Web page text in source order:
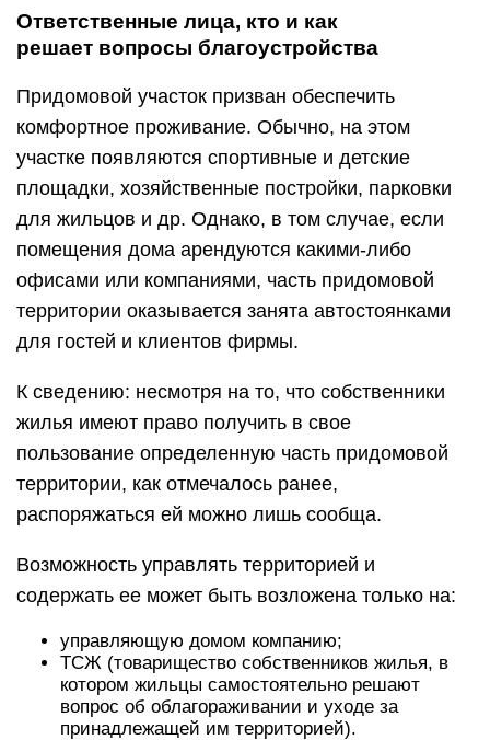
Ответственные лица, кто и как
решает вопросы благоустройства
Придомовой участок призван обеспечить
комфортное проживание. Обычно, на этом
участке появляются спортивные и детские
площадки, хозяйственные постройки, парковки
для жильцов и др. Однако, в том случае, если
помещения дома арендуются какими-либо
офисами или компаниями, часть придомовой
территории оказывается занята автостоянками
для гостей и клиентов фирмы.
К сведению: несмотря на то, что собственники
жилья имеют право получить в свое
пользование определенную часть придомовой
территории, как отмечалось ранее,
распоряжаться ей можно лишь сообща.
Возможность управлять территорией и
содержать ее может быть возложена только на:
управляющую домом компанию;
ТСЖ (товарищество собственников жилья, в
котором жильцы самостоятельно решают
вопрос об облагораживании и уходе за
принадлежащей им территорией).